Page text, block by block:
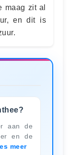
maag zit al
en dit is
aan de
en de
meer